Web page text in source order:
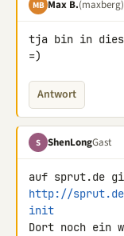
MB Max B.(maxberg)
tja bin in
=)
Antwort
S ShenLongGast
http://
init
Dort noch ein